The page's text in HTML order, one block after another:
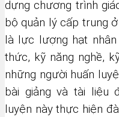
dựng chương trình
bộ quản lý cấp trung
là lực lượng hạt
thức, kỹ năng nghề,
những người huấn
bài giảng và tài liệu
luyện này thực hiện